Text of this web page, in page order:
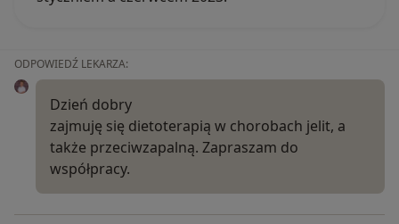
ODPOWIEDŹ LEKARZA:
Dzień dobry
zajmuję się dietoterapią w chorobach jelit, a
także przeciwzapalną. Zapraszam do
współpracy.